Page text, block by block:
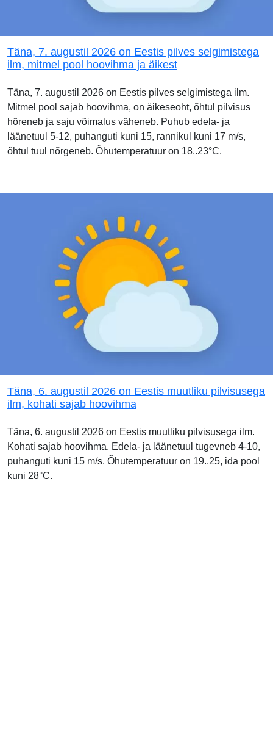
Täna, 7. augustil 2026 on Eestis pilves selgimistega
ilm, mitmel pool hoovihma ja äikest
Täna, 7. augustil 2026 on Eestis pilves selgimistega ilm.
Mitmel pool sajab hoovihma, on äikeseoht, õhtul pilvisus
hõreneb ja saju võimalus väheneb. Puhub edela- ja
läänetuul 5-12, puhanguti kuni 15, rannikul kuni 17 m/s,
õhtul tuul nõrgeneb. Õhutemperatuur on 18..23°C.
Täna, 6. augustil 2026 on Eestis muutliku pilvisusega
ilm, kohati sajab hoovihma
Täna, 6. augustil 2026 on Eestis muutliku pilvisusega ilm.
Kohati sajab hoovihma. Edela- ja läänetuul tugevneb 4-10,
puhanguti kuni 15 m/s. Õhutemperatuur on 19..25, ida pool
kuni 28°C.